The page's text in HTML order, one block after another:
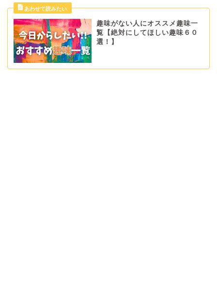
趣味がない人にオススメ趣味一
覧【絶対にしてほしい趣味６０
選！】